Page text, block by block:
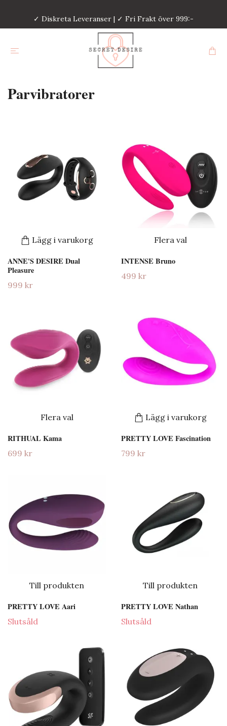
✓ Diskreta Leveranser | ✓ Fri Frakt över 999:-
Parvibratorer
Lägg i varukorg
ANNE'S DESIRE Dual
Pleasure
999 kr
Flera val
INTENSE Bruno
499 kr
Flera val
RITHUAL Kama
699 kr
Lägg i varukorg
PRETTY LOVE Fascination
799 kr
Till produkten
PRETTY LOVE Aari
Slutsåld
Till produkten
PRETTY LOVE Nathan
Slutsåld